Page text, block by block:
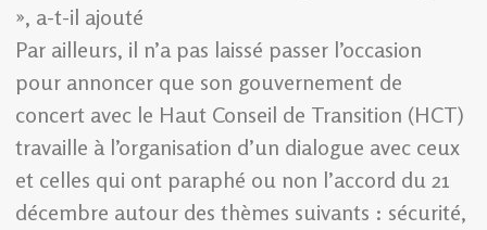
», a-t-il ajouté
Par ailleurs, il n’a pas laissé passer l’occasion
pour annoncer que son gouvernement de
concert avec le Haut Conseil de Transition (HCT)
travaille à l’organisation d’un dialogue avec ceux
et celles qui ont paraphé ou non l’accord du 21
décembre autour des thèmes suivants : sécurité,